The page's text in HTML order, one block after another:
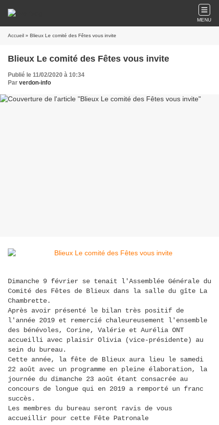
MENU
Accueil » Blieux Le comité des Fêtes vous invite
Blieux Le comité des Fêtes vous invite
Publié le 11/02/2020 à 10:34
Par verdon-info
Dimanche 9 février se tenait l'Assemblée Générale du
Comité des Fêtes de Blieux dans la salle du gîte La
Chambrette.
Après avoir présenté le bilan très positif de
l'année 2019 et remercié chaleureusement l'ensemble
des bénévoles, Corine, Valérie et Aurélia ONT
accueilli avec plaisir Olivia (vice-présidente) au
sein du bureau.
Cette année, la fête de Blieux aura lieu le samedi
22 août avec un programme en pleine élaboration, la
journée du dimanche 23 août étant consacrée au
concours de longue qui en 2019 a remporté un franc
succès.
Les membres du bureau seront ravis de vous
accueillir pour cette Fête Patronale